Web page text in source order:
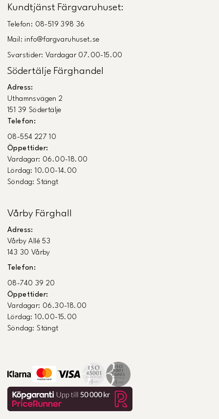
Kundtjänst Färgvaruhuset:
Telefon: 08-519 398 36
Mail: info@fargvaruhuset.se
Svarstider: Vardagar 07.00-15.00
Södertälje Färghandel
Adress:
Uthamnsvägen 2
151 39 Södertälje
Telefon:
08-554 227 10
Öppettider:
Vardagar: 06.00-18.00
Lördag: 10.00-14.00
Söndag: Stängt
Vårby Färghall
Adress:
Vårby Allé 53
143 30 Vårby
Telefon:
08-740 39 20
Öppettider:
Vardagar: 06.30-18.00
Lördag: 10.00-15.00
Söndag: Stängt